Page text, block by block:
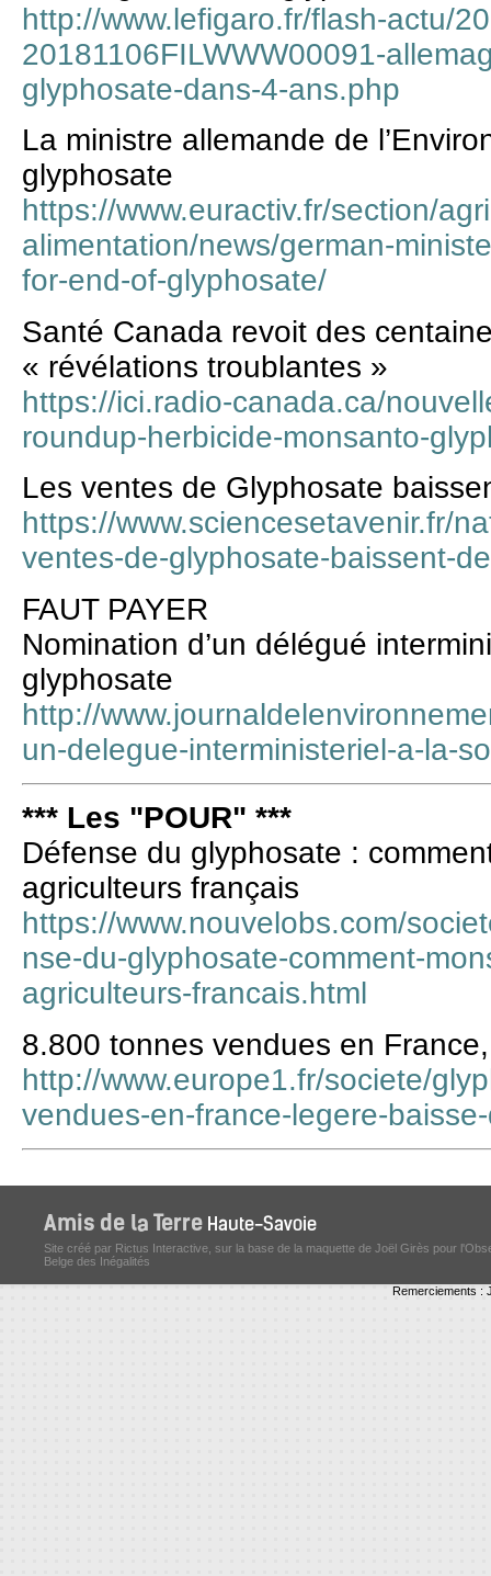
http://www.lefigaro.fr/flash-actu/
20181106FILWWW00091-
glyphosate-dans-4-ans.php
La ministre allemande de
glyphosate
https://www.euractiv.fr/section/
alimentation/news/german-
for-end-of-glyphosate/
Santé Canada revoit des
« révélations troublantes »
https://ici.radio-canada.ca/
roundup-herbicide-monsanto-
Les ventes de Glyphosate
https://www.sciencesetavenir.fr/
ventes-de-glyphosate-baissent-
FAUT PAYER
Nomination d’un délégué
glyphosate
http://
un-delegue-interministeriel-a-la-
*** Les "POUR" ***
Défense du glyphosate :
agriculteurs français
https://www.nouvelobs.com/
nse-du-glyphosate-comment-
agriculteurs-francais.html
8.800 tonnes vendues en
http://www.europe1.fr/societe/
vendues-en-france-legere-
Site créé par Rictus Interactive, sur la base de la maquette de Joël Girès pour
Belge des Inégalités
Remerciements :